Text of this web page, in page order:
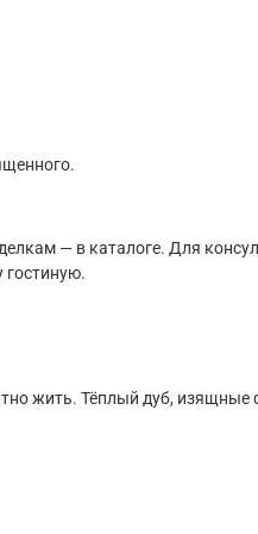
— в каталоге. Для
жить. Тёплый дуб,